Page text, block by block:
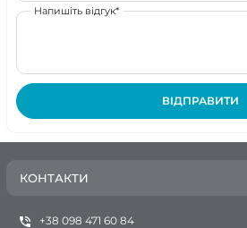
Напишіть відгук*
ВІДПРАВИТИ
КОНТАКТИ
+38 098 471 60 84